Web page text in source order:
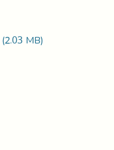
(2.03 MB)